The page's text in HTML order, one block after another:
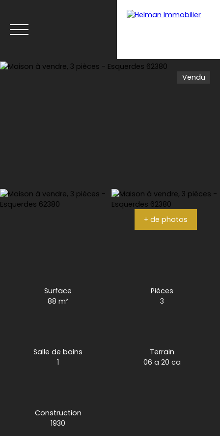
Vendu
+ de photos
Surface
88m²
Pièces
3
Salle de bains
1
Terrain
06 a 20 ca
Construction
1930